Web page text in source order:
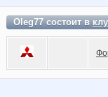
Oleg77 состоит в